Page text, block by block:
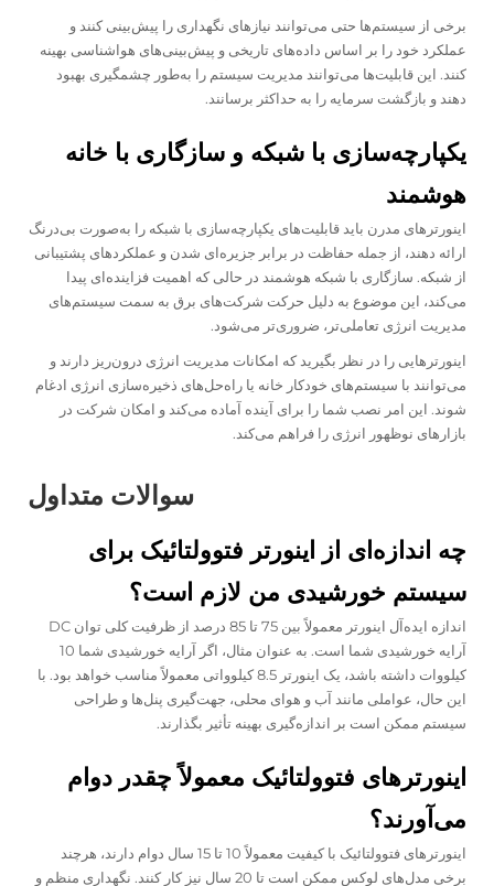
برخی از سیستم‌ها حتی می‌توانند نیازهای نگهداری را پیش‌بینی کنند و
عملکرد خود را بر اساس داده‌های تاریخی و پیش‌بینی‌های هواشناسی بهینه
کنند. این قابلیت‌ها می‌توانند مدیریت سیستم را به‌طور چشمگیری بهبود
دهند و بازگشت سرمایه را به حداکثر برسانند.
یکپارچه‌سازی با شبکه و سازگاری با خانه
هوشمند
اینورترهای مدرن باید قابلیت‌های یکپارچه‌سازی با شبکه را به‌صورت بی‌درنگ
ارائه دهند، از جمله حفاظت در برابر جزیره‌ای شدن و عملکردهای پشتیبانی
از شبکه. سازگاری با شبکه هوشمند در حالی که اهمیت فزاینده‌ای پیدا
می‌کند، این موضوع به دلیل حرکت شرکت‌های برق به سمت سیستم‌های
مدیریت انرژی تعاملی‌تر، ضروری‌تر می‌شود.
اینورترهایی را در نظر بگیرید که امکانات مدیریت انرژی درون‌ریز دارند و
می‌توانند با سیستم‌های خودکار خانه یا راه‌حل‌های ذخیره‌سازی انرژی ادغام
شوند. این امر نصب شما را برای آینده آماده می‌کند و امکان شرکت در
بازارهای نوظهور انرژی را فراهم می‌کند.
سوالات متداول
چه اندازه‌ای از اینورتر فتوولتائیک برای
سیستم خورشیدی من لازم است؟
اندازه ایده‌آل اینورتر معمولاً بین 75 تا 85 درصد از ظرفیت کلی توان DC
آرایه خورشیدی شما است. به عنوان مثال، اگر آرایه خورشیدی شما 10
کیلووات داشته باشد، یک اینورتر 8.5 کیلوواتی معمولاً مناسب خواهد بود. با
این حال، عواملی مانند آب و هوای محلی، جهت‌گیری پنل‌ها و طراحی
سیستم ممکن است بر اندازه‌گیری بهینه تأثیر بگذارند.
اینورترهای فتوولتائیک معمولاً چقدر دوام
می‌آورند؟
اینورترهای فتوولتائیک با کیفیت معمولاً 10 تا 15 سال دوام دارند، هرچند
برخی مدل‌های لوکس ممکن است تا 20 سال نیز کار کنند. نگهداری منظم و